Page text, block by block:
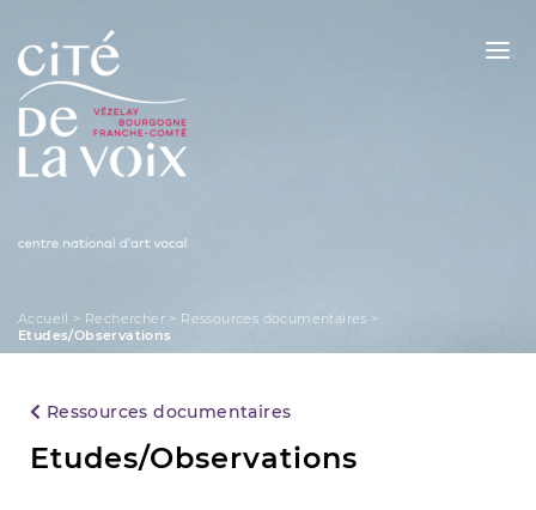
Skip
content
Accueil > Rechercher > Ressources documentaires >
Etudes/Observations
Ressources documentaires
Etudes/Observations